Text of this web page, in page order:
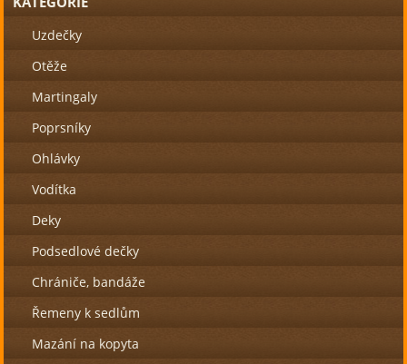
Uzdečky
Otěže
Martingaly
Poprsníky
Ohlávky
Vodítka
Deky
Podsedlové dečky
Chrániče, bandáže
Řemeny k sedlům
Mazání na kopyta